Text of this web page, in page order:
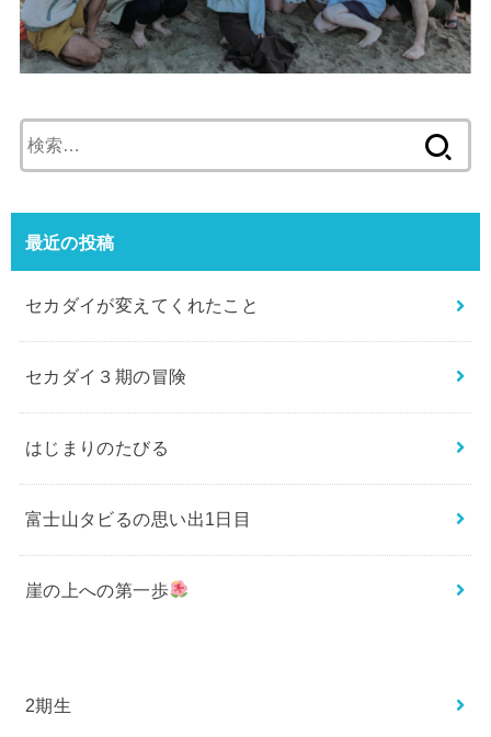
索:
最近の投稿
セカダイが変えてくれたこと
セカダイ３期の冒険
はじまりのたびる
富士山タビるの思い出1日目
崖の上への第一歩
2期生